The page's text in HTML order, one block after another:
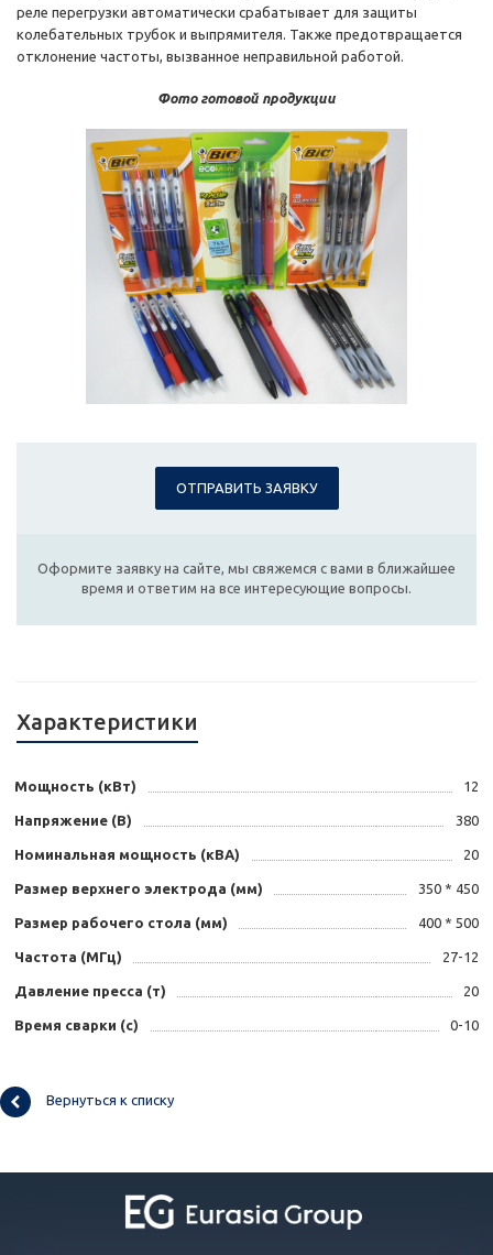
реле перегрузки автоматически срабатывает для защиты
колебательных трубок и выпрямителя. Также предотвращается
отклонение частоты, вызванное неправильной работой.
Фото готовой продукции
ОТПРАВИТЬ ЗАЯВКУ
Оформите заявку на сайте, мы свяжемся с вами в ближайшее
время и ответим на все интересующие вопросы.
Характеристики
Мощность (кВт) 12
Напряжение (В) 380
Номинальная мощность (кВА) 20
Размер верхнего электрода (мм) 350 * 450
Размер рабочего стола (мм) 400 * 500
Частота (МГц) 27-12
Давление пресса (т) 20
Время сварки (с) 0-10
Вернуться к списку